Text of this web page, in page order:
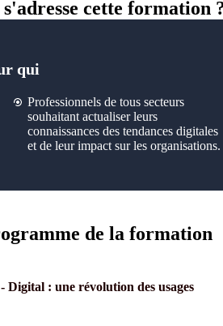
cette formation
qui
Professionnels de tous secteurs
souhaitant actualiser leurs
connaissances des tendances digitales
et de leur impact sur les organisations.
de la formation
Digital : une révolution des usages